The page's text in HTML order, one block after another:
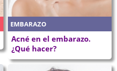
EMBARAZO
Acné en el embarazo.
¿Qué hacer?